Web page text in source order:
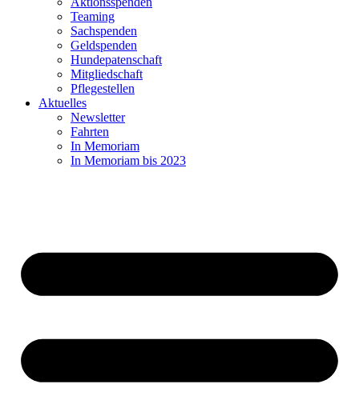
Teaming
Sachspenden
Geldspenden
Hundepatenschaft
Mitgliedschaft
Pflegestellen
Aktuelles
Newsletter
Fahrten
In Memoriam
In Memoriam bis 2023